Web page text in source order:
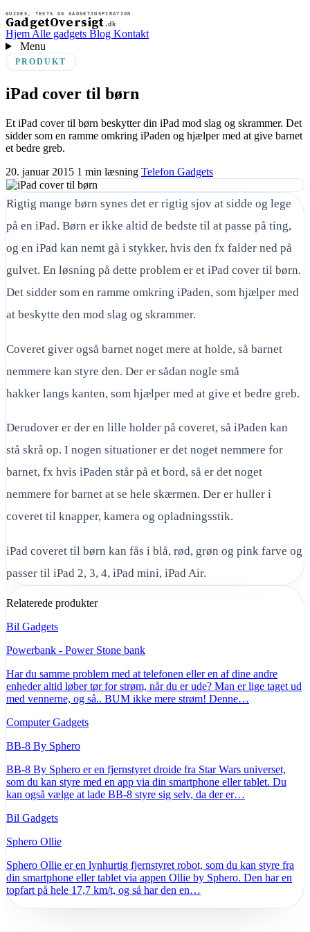
GUIDES, TESTS OG GADGETINSPIRATION
GadgetOversigt .dk
Hjem Alle gadgets Blog Kontakt
Menu
PRODUKT
iPad cover til børn
Et iPad cover til børn beskytter din iPad mod slag og skrammer. Det
sidder som en ramme omkring iPaden og hjælper med at give barnet
et bedre greb.
20. januar 2015 1 min læsning Telefon Gadgets
Rigtig mange børn synes det er rigtig sjov at sidde og lege
på en iPad. Børn er ikke altid de bedste til at passe på ting,
og en iPad kan nemt gå i stykker, hvis den fx falder ned på
gulvet. En løsning på dette problem er et iPad cover til børn.
Det sidder som en ramme omkring iPaden, som hjælper med
at beskytte den mod slag og skrammer.
Coveret giver også barnet noget mere at holde, så barnet
nemmere kan styre den. Der er sådan nogle små
hakker langs kanten, som hjælper med at give et bedre greb.
Derudover er der en lille holder på coveret, så iPaden kan
stå skrå op. I nogen situationer er det noget nemmere for
barnet, fx hvis iPaden står på et bord, så er det noget
nemmere for barnet at se hele skærmen. Der er huller i
coveret til knapper, kamera og opladningsstik.
iPad coveret til børn kan fås i blå, rød, grøn og pink farve og
passer til iPad 2, 3, 4, iPad mini, iPad Air.
Relaterede produkter
Bil Gadgets
Powerbank - Power Stone bank
Har du samme problem med at telefonen eller en af dine andre
enheder altid løber tør for strøm, når du er ude? Man er lige taget ud
med vennerne, og så.. BUM ikke mere strøm! Denne…
Computer Gadgets
BB-8 By Sphero
BB-8 By Sphero er en fjernstyret droide fra Star Wars universet,
som du kan styre med en app via din smartphone eller tablet. Du
kan også vælge at lade BB-8 styre sig selv, da der er…
Bil Gadgets
Sphero Ollie
Sphero Ollie er en lynhurtig fjernstyret robot, som du kan styre fra
din smartphone eller tablet via appen Ollie by Sphero. Den har en
topfart på hele 17,7 km/t, og så har den en…